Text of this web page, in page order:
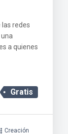
redes
a quienes
Gratis
Creación